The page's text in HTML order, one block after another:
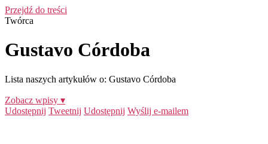
Przejdź do treści
Twórca
Gustavo Córdoba
Lista naszych artykułów o: Gustavo Córdoba
Zobacz wpisy ▾
Udostępnij Tweetnij Udostępnij Wyślij e-mailem